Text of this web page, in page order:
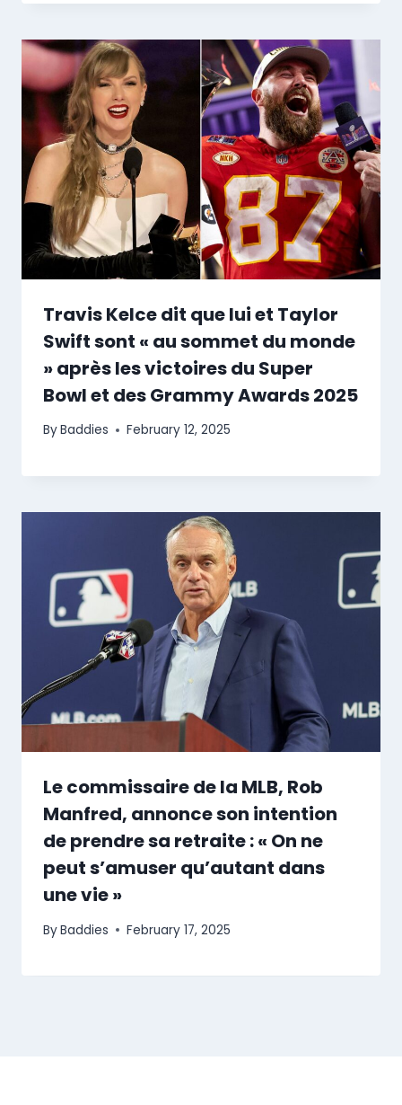
Travis Kelce dit que lui et Taylor
Swift sont « au sommet du monde
» après les victoires du Super
Bowl et des Grammy Awards 2025
ByBaddies February 12, 2025
Le commissaire de la MLB, Rob
Manfred, annonce son intention
de prendre sa retraite : « On ne
peut s’amuser qu’autant dans
une vie »
ByBaddies February 17, 2025